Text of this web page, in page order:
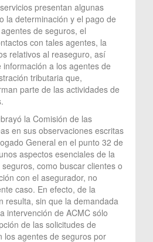
presentan algunas
la determinación y el pago de
de seguros, el
con tales agentes, la
relativos al reaseguro, así
a los agentes de
tributaria que,
parte de las actividades de
la Comisión de las
en sus observaciones escritas
General en el punto 32 de
aspectos esenciales de la
como buscar clientes o
con el asegurador, no
caso. En efecto, de la
resulta, sin que la demandada
intervención de ACMC sólo
de las solicitudes de
los agentes de seguros por